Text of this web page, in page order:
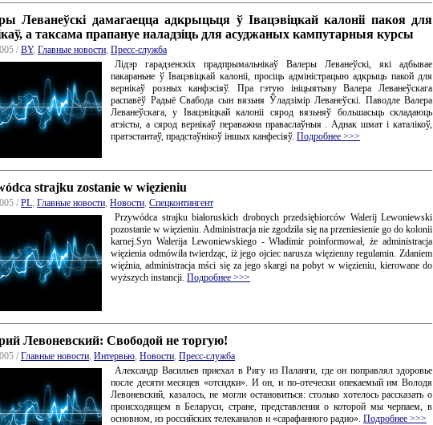
Леванеўскі дамагаецца адкрыцьця ў Івацэвіцкай калоніі пакоя для
а таксама прапануе наладзіць для асуджаных кампутарныя курсы
/ BY, Главные новости Пресс-служба
Лідэр гарадзенскіх прадпрымальнікаў Валеры Леванеўскі, які адбывае
пакараньне ў Івацэвіцкай калоніі, просіць адміністрацыю адкрыць пакой для
вернікаў розных канфэсіяў. Пра гэтую ініцыятыву Валера Леванеўскага
распавёў Радыё Свабода сын вязьня Ўладзімір Леванеўскі. Паводле Валера
Леванеўскага, у Івацэвіцкай калоніі сярод вязьняў большасьць складаюць
атэісты, а сярод вернікаў пераважна праваслаўныя . Аднак шмат і каталікоў,
пратэстантаў, прадстаўнікоў іншых канфесіяў. Подробнее >>>
strajku zostanie w więzieniu
/ PL Главные новости Новости Спецконтингент
Przywódca strajku białoruskich drobnych przedsiębiorców Walerij Lewoniewski
pozostanie w więzieniu. Administracja nie zgodziła się na przeniesienie go do kolonii
karnej.Syn Walerija Lewoniewskiego - Władimir poinformował, że administracja
więzienia odmówiła twierdząc, iż jego ojciec narusza więzienny regulamin. Zdaniem
więźnia, administracja mści się za jego skargi na pobyt w więzieniu, kierowane do
wyższych instancji. Подробнее >>>
Левоневский: Свободой не торгую!
/ Главные новости Интервью Новости Пресс-служба
Александр Васильев приехал в Ригу из Паланги, где он поправлял здоровье
после десяти месяцев «отсидки». И он, и по-отечески опекаемый им Володя
Левоневский, казалось, не могли остановиться: столько хотелось рассказать о
происходящем в Беларуси, стране, представления о которой мы черпаем, в
основном, из российских телеканалов и «сарафанного радио». Подробнее >>>